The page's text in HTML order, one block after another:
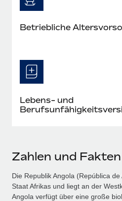
Betriebliche
Lebens- und
Zahlen und Fakten
Die Republik Angola (República
Staat Afrikas und liegt an der
Angola verfügt über eine große